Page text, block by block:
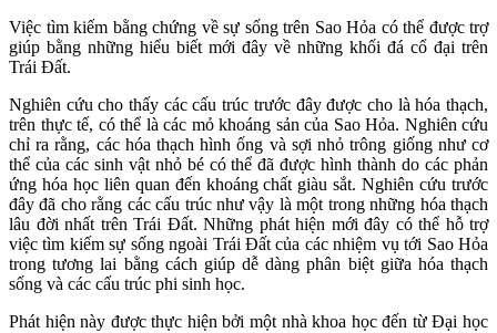
Việc tìm kiếm bằng chứng về sự sống trên Sao Hỏa có thể được trợ
giúp bằng những hiểu biết mới đây về những khối đá cổ đại trên
Trái Đất.
Nghiên cứu cho thấy các cấu trúc trước đây được cho là hóa thạch,
trên thực tế, có thể là các mỏ khoáng sản của Sao Hỏa. Nghiên cứu
chỉ ra rằng, các hóa thạch hình ống và sợi nhỏ trông giống như cơ
thể của các sinh vật nhỏ bé có thể đã được hình thành do các phản
ứng hóa học liên quan đến khoáng chất giàu sắt. Nghiên cứu trước
đây đã cho rằng các cấu trúc như vậy là một trong những hóa thạch
lâu đời nhất trên Trái Đất. Những phát hiện mới đây có thể hỗ trợ
việc tìm kiếm sự sống ngoài Trái Đất của các nhiệm vụ tới Sao Hỏa
trong tương lai bằng cách giúp dễ dàng phân biệt giữa hóa thạch
sống và các cấu trúc phi sinh học.
Phát hiện này được thực hiện bởi một nhà khoa học đến từ Đại học